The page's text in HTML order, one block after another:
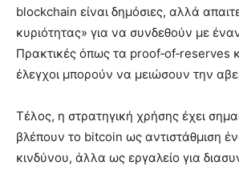
blockchain είναι δημόσιες, αλλά
κυριότητας» για να συνδεθούν με
Πρακτικές όπως τα proof‑of‑reserves
έλεγχοι μπορούν να μειώσουν την
Τέλος, η στρατηγική χρήσης έχει
βλέπουν το bitcoin ως αντιστάθμιση
κινδύνου, άλλα ως εργαλείο για